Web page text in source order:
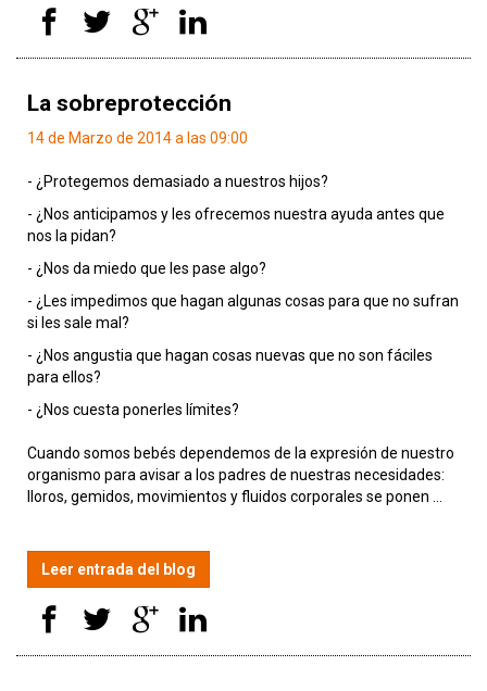
La sobreprotección
14 de Marzo de 2014 a las 09:00
- ¿Protegemos demasiado a nuestros hijos?
- ¿Nos anticipamos y les ofrecemos nuestra ayuda antes que
nos la pidan?
- ¿Nos da miedo que les pase algo?
- ¿Les impedimos que hagan algunas cosas para que no sufran
si les sale mal?
- ¿Nos angustia que hagan cosas nuevas que no son fáciles
para ellos?
- ¿Nos cuesta ponerles límites?
Cuando somos bebés dependemos de la expresión de nuestro
organismo para avisar a los padres de nuestras necesidades:
lloros, gemidos, movimientos y fluidos corporales se ponen ...
Leer entrada del blog